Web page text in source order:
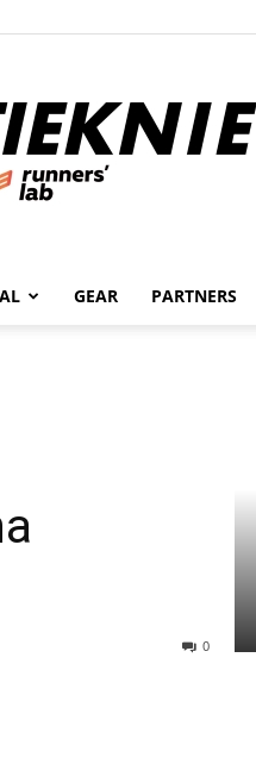
GEAR PARTNERS
0